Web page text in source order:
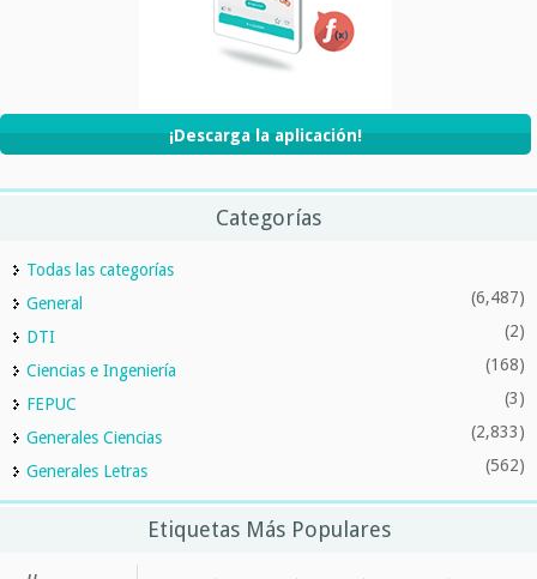
¡Descarga la aplicación!
Categorías
Todas las categorías
General
(6,487)
DTI (2)
Ciencias e Ingeniería (168)
FEPUC (3)
Generales Ciencias (2,833)
Generales Letras (562)
Etiquetas Más Populares